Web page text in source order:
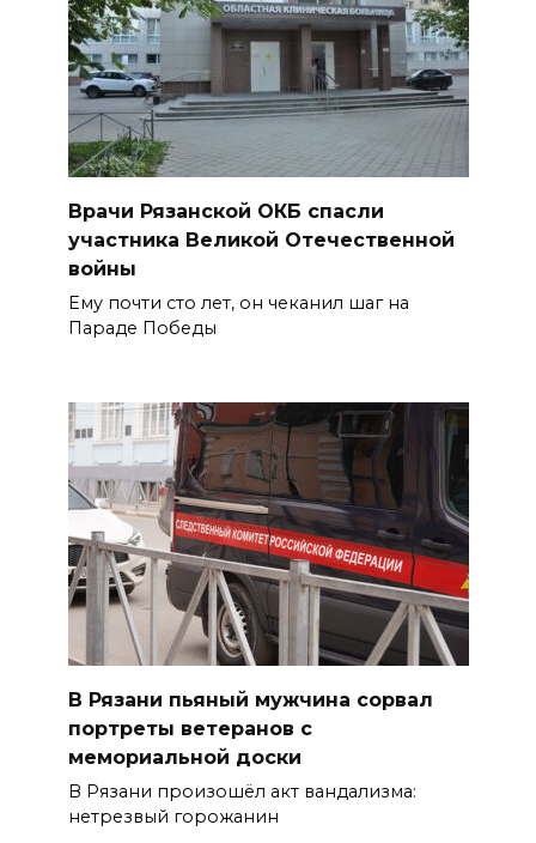
Врачи Рязанской ОКБ спасли
участника Великой Отечественной
войны
Ему почти сто лет, он чеканил шаг на
Параде Победы
В Рязани пьяный мужчина сорвал
портреты ветеранов с
мемориальной доски
В Рязани произошёл акт вандализма:
нетрезвый горожанин